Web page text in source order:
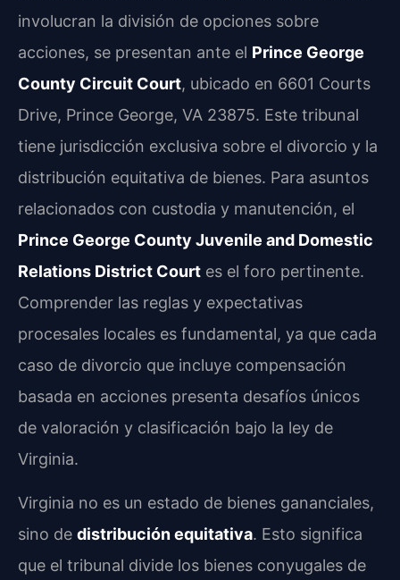
involucran la división de opciones sobre
acciones, se presentan ante el Prince George
County Circuit Court, ubicado en 6601 Courts
Drive, Prince George, VA 23875. Este tribunal
tiene jurisdicción exclusiva sobre el divorcio y la
distribución equitativa de bienes. Para asuntos
relacionados con custodia y manutención, el
Prince George County Juvenile and Domestic
Relations District Court es el foro pertinente.
Comprender las reglas y expectativas
procesales locales es fundamental, ya que cada
caso de divorcio que incluye compensación
basada en acciones presenta desafíos únicos
de valoración y clasificación bajo la ley de
Virginia.
Virginia no es un estado de bienes gananciales,
sino de distribución equitativa. Esto significa
que el tribunal divide los bienes conyugales de